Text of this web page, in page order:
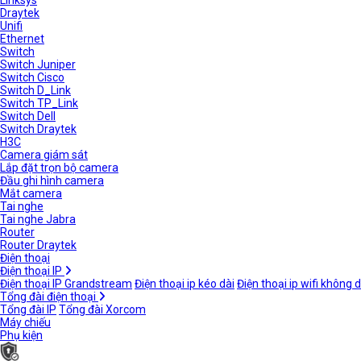
Draytek
Unifi
Ethernet
Switch
Switch Juniper
Switch Cisco
Switch D_Link
Switch TP_Link
Switch Dell
Switch Draytek
H3C
Camera giám sát
Lắp đặt trọn bộ camera
Đầu ghi hình camera
Mắt camera
Tai nghe
Tai nghe Jabra
Router
Router Draytek
Điện thoại
Điện thoại IP
Điện thoại IP Grandstream Điện thoại ip kéo dài Điện thoại ip wifi không
Tổng đài điện thoại
Tổng đài IP Tổng đài Xorcom
Máy chiếu
Phụ kiện